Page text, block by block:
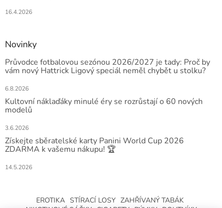
16.4.2026
Novinky
Průvodce fotbalovou sezónou 2026/2027 je tady: Proč by
vám nový Hattrick Ligový speciál neměl chybět u stolku?
6.8.2026
Kultovní náklaďáky minulé éry se rozrůstají o 60 nových
modelů
3.6.2026
Získejte sběratelské karty Panini World Cup 2026
ZDARMA k vašemu nákupu! 🏆
14.5.2026
EROTIKA STÍRACÍ LOSY ZAHŘÍVANÝ TABÁK